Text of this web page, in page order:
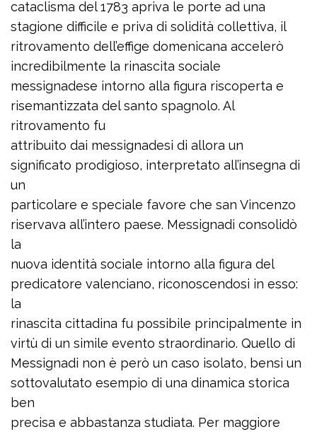
cataclisma del 1783 apriva le porte ad una
stagione difficile e priva di solidità collettiva, il
ritrovamento dell’effige domenicana accelerò
incredibilmente la rinascita sociale
messignadese intorno alla figura riscoperta e
risemantizzata del santo spagnolo. Al
ritrovamento fu
attribuito dai messignadesi di allora un
significato prodigioso, interpretato all’insegna di
un
particolare e speciale favore che san Vincenzo
riservava all’intero paese. Messignadi consolidò
la
nuova identità sociale intorno alla figura del
predicatore valenciano, riconoscendosi in esso:
la
rinascita cittadina fu possibile principalmente in
virtù di un simile evento straordinario. Quello di
Messignadi non è però un caso isolato, bensì un
sottovalutato esempio di una dinamica storica
ben
precisa e abbastanza studiata. Per maggiore